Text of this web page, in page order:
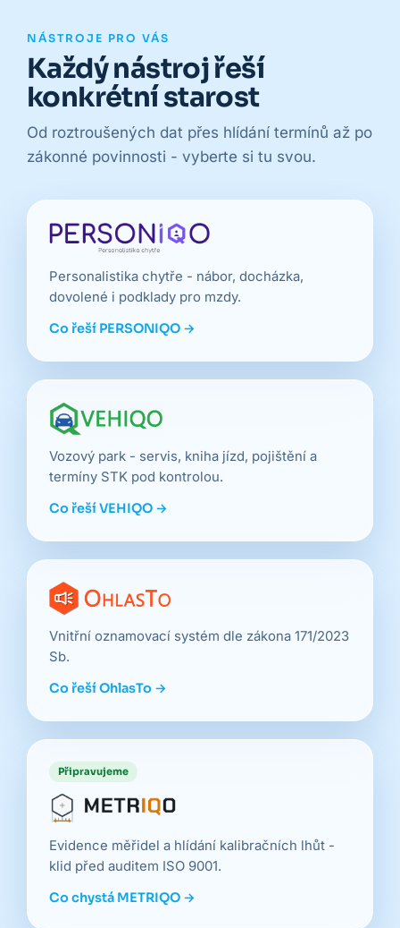
NÁSTROJE PRO VÁS
Každý nástroj řeší
konkrétní starost
Od roztroušených dat přes hlídání termínů až po
zákonné povinnosti - vyberte si tu svou.
Personalistika chytře - nábor, docházka,
dovolené i podklady pro mzdy.
Co řeší PERSONIQO →
Vozový park - servis, kniha jízd, pojištění a
termíny STK pod kontrolou.
Co řeší VEHIQO →
Vnitřní oznamovací systém dle zákona 171/2023
Sb.
Co řeší OhlasTo →
Připravujeme
Evidence měřidel a hlídání kalibračních lhůt -
klid před auditem ISO 9001.
Co chystá METRIQO →